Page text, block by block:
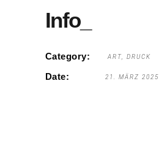
Info_
Category: ART DRUCK
Date: 21. MÄRZ 2025